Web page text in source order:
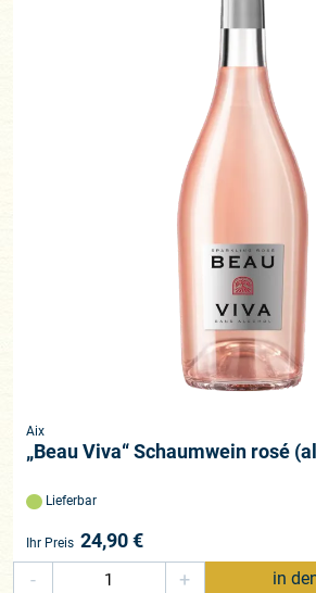
Aix
„Beau Viva“ Schaumwein rosé
Lieferbar
Ihr Preis 24,90€
-
+ in